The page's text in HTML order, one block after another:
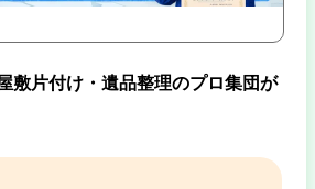
敷片付け・遺品整理のプロ集団が